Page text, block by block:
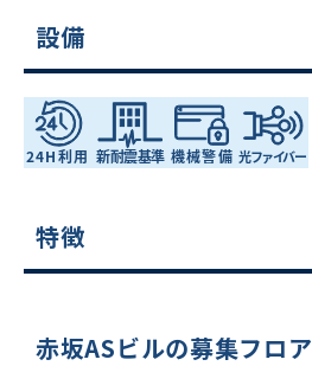
設備
特徴
赤坂ASビルの募集フロア